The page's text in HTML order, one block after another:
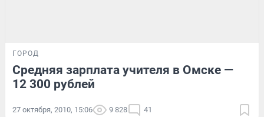
ГОРОД
Средняя зарплата учителя в Омске —
12 300 рублей
27 октября, 2010, 15:06 9 828 41